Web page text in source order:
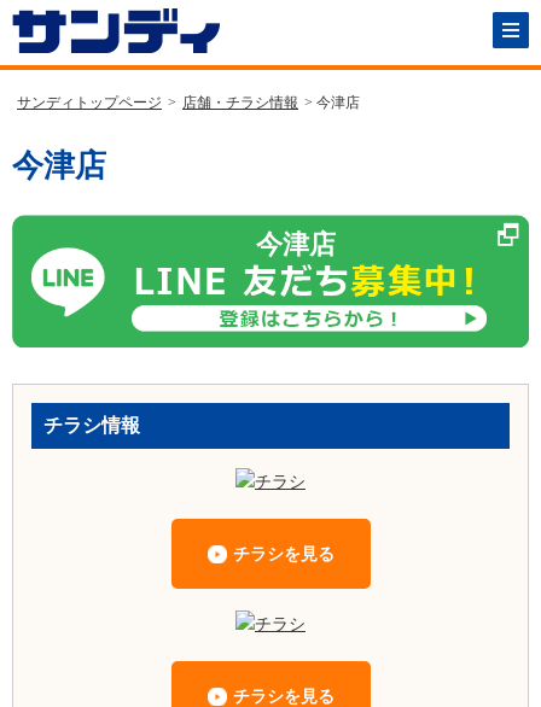
サンディトップページ > 店舗・チラシ情報 > 今津店
今津店
今津店
チラシ情報
チラシを見る
チラシを見る